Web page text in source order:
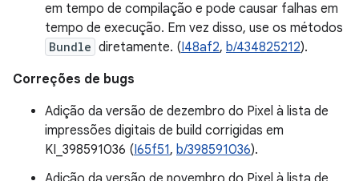
em tempo de compilação e pode causar falhas em
tempo de execução. Em vez disso, use os métodos
Bundle diretamente. (I48af2, b/434825212).
Correções de bugs
Adição da versão de dezembro do Pixel à lista de
impressões digitais de build corrigidas em
KI_398591036 (I65f51, b/398591036).